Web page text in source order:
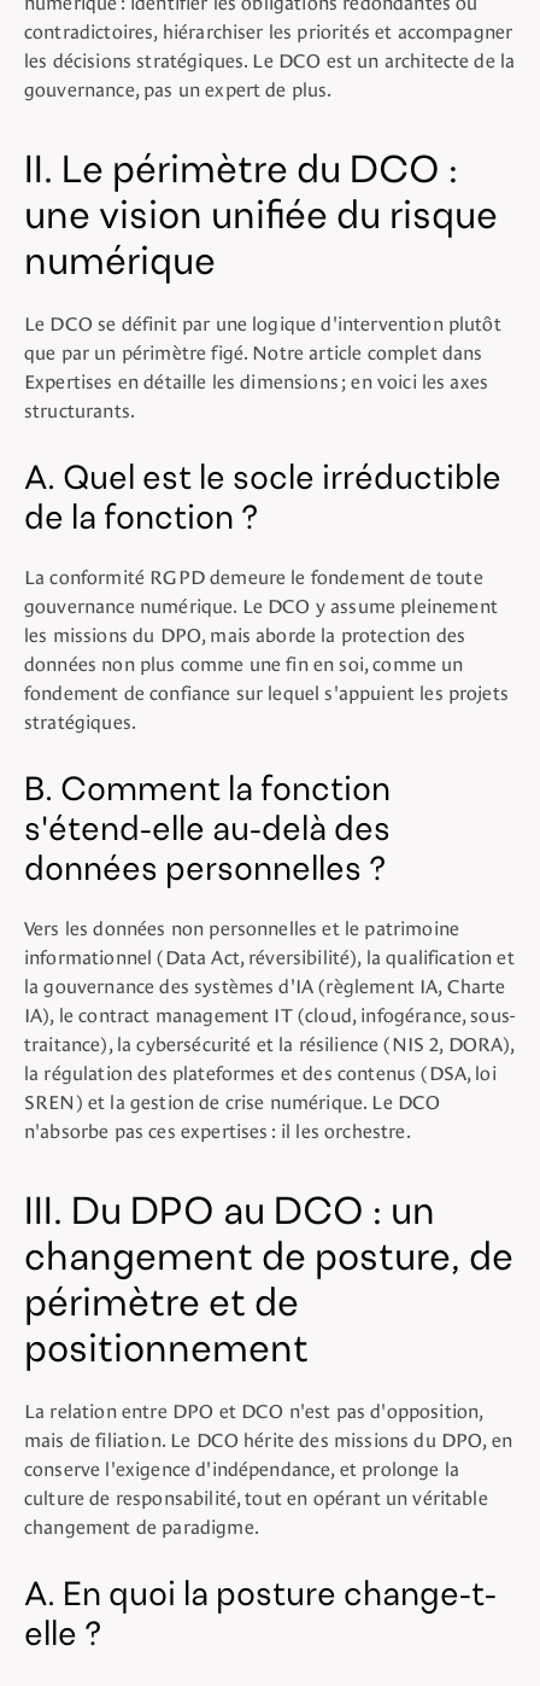
contradictoires, hiérarchiser les priorités et accompagner
les décisions stratégiques. Le DCO est un architecte de la
gouvernance, pas un expert de plus.
II. Le périmètre du DCO :
une vision unifiée du risque
numérique
Le DCO se définit par une logique d'intervention plutôt
que par un périmètre figé. Notre article complet dans
Expertises en détaille les dimensions ; en voici les axes
structurants.
A. Quel est le socle irréductible
de la fonction ?
La conformité RGPD demeure le fondement de toute
gouvernance numérique. Le DCO y assume pleinement
les missions du DPO, mais aborde la protection des
données non plus comme une fin en soi, comme un
fondement de confiance sur lequel s'appuient les projets
stratégiques.
B. Comment la fonction
s'étend-elle au-delà des
données personnelles ?
Vers les données non personnelles et le patrimoine
informationnel (Data Act, réversibilité), la qualification et
la gouvernance des systèmes d'IA (règlement IA, Charte
IA), le contract management IT (cloud, infogérance, sous-
traitance), la cybersécurité et la résilience (NIS 2, DORA),
la régulation des plateformes et des contenus (DSA, loi
SREN) et la gestion de crise numérique. Le DCO
n'absorbe pas ces expertises : il les orchestre.
III. Du DPO au DCO : un
changement de posture, de
périmètre et de
positionnement
La relation entre DPO et DCO n'est pas d'opposition,
mais de filiation. Le DCO hérite des missions du DPO, en
conserve l'exigence d'indépendance, et prolonge la
culture de responsabilité, tout en opérant un véritable
changement de paradigme.
A. En quoi la posture change-t-
elle ?